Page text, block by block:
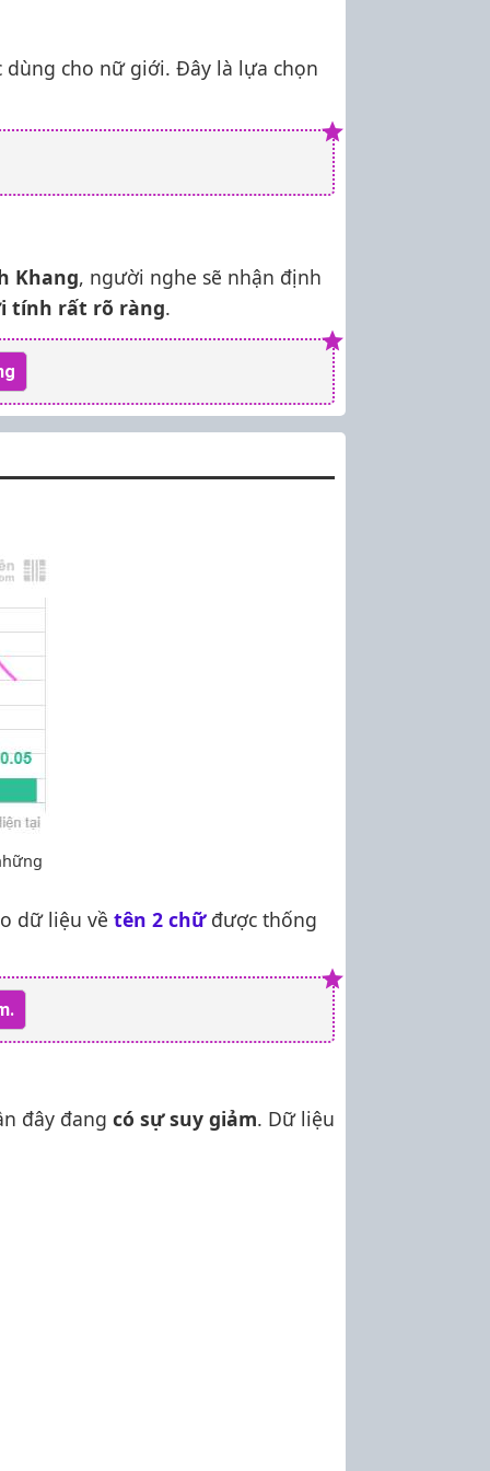
cho nữ giới. Đây là lựa chọn
Khang, người nghe sẽ nhận định
tính rất rõ ràng.
dữ liệu về tên 2 chữđược thống
đây đang có sự suy giảm. Dữ liệu